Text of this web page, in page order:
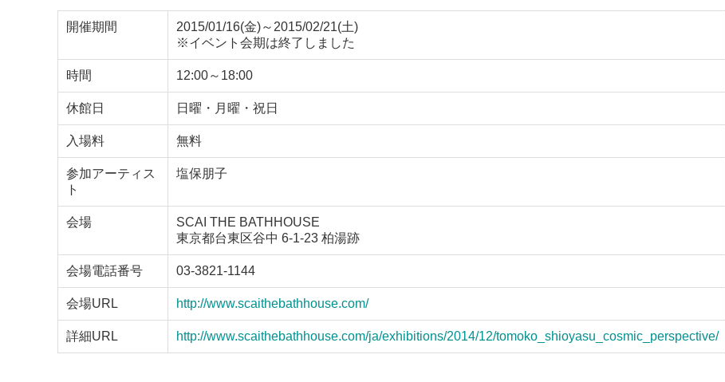
開催期間
2015/01/16(金)～2015/02/21(土)
※イベント会期は終了しました
時間 12:00～18:00
休館日 日曜・月曜・祝日
入場料 無料
参加アーティス
ト
塩保朋子
会場
SCAI THE BATHHOUSE
東京都台東区谷中 6-1-23 柏湯跡
会場電話番号 03-3821-1144
会場URL http://www.scaithebathhouse.com/
詳細URL http://www.scaithebathhouse.com/ja/exhibitions/2014/12/tomoko_shioyasu_cosmic_perspective/